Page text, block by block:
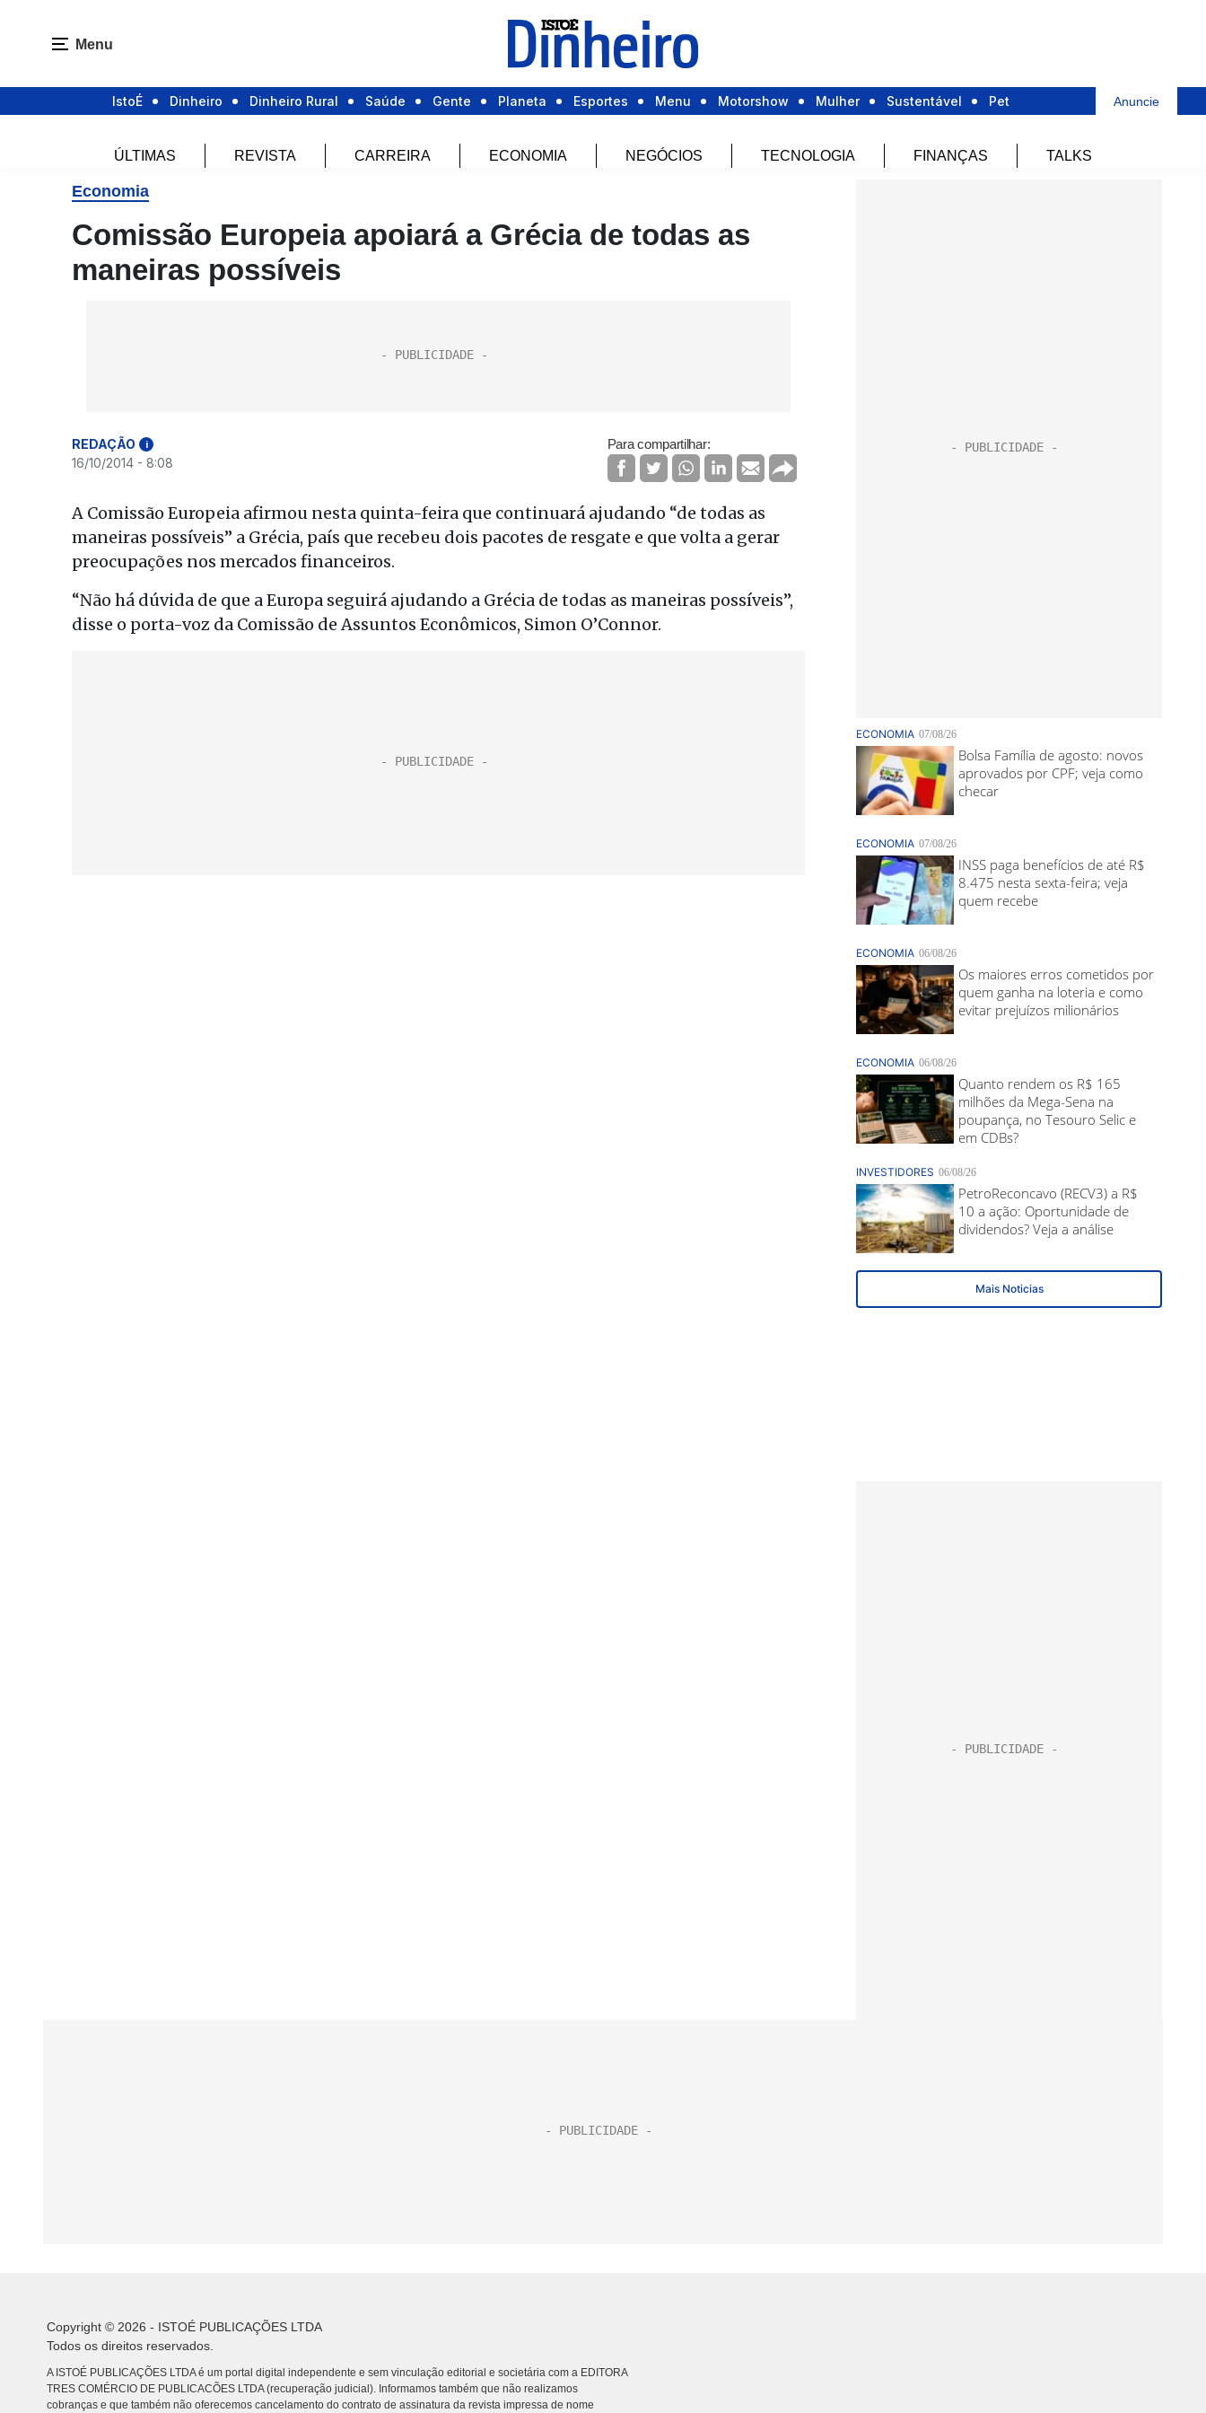
Menu
IstoÉ Dinheiro Dinheiro Rural Saúde Gente Planeta Esportes Menu Motorshow Mulher Sustentável Pet Anuncie
ÚLTIMAS REVISTA CARREIRA ECONOMIA NEGÓCIOS TECNOLOGIA FINANÇAS TALKS
Economia
Comissão Europeia apoiará a Grécia de todas as
maneiras possíveis
REDAÇÃO i
16/10/2014 - 8:08
Para compartilhar:
A Comissão Europeia afirmou nesta quinta-feira que continuará ajudando “de todas as
maneiras possíveis” a Grécia, país que recebeu dois pacotes de resgate e que volta a gerar
preocupações nos mercados financeiros.
“Não há dúvida de que a Europa seguirá ajudando a Grécia de todas as maneiras possíveis”,
disse o porta-voz da Comissão de Assuntos Econômicos, Simon O’Connor.
Copyright © 2026 - ISTOÉ PUBLICAÇÕES LTDA
Todos os direitos reservados.
A ISTOÉ PUBLICAÇÕES LTDA é um portal digital independente e sem vinculação editorial e societária com a EDITORA
TRES COMÉRCIO DE PUBLICACÕES LTDA (recuperação judicial). Informamos também que não realizamos
cobranças e que também não oferecemos cancelamento do contrato de assinatura da revista impressa de nome